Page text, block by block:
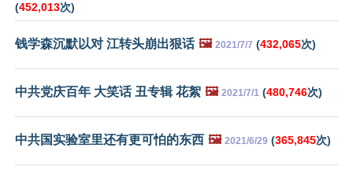
(452,013次)
钱学森沉默以对 江转头崩出狠话 🖼️ 2021/7/7 (432,065次)
中共党庆百年 大笑话 丑专辑 花絮 🖼️ 2021/7/1 (480,746次)
中共国实验室里还有更可怕的东西 🖼️ 2021/6/29 (365,845次)